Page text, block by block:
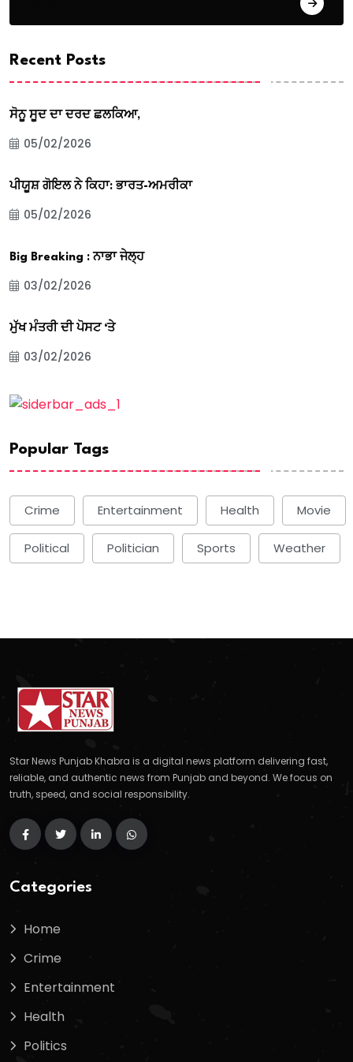
Recent Posts
ਸੋਨੂ ਸੂਦ ਦਾ ਦਰਦ ਛਲਕਿਆ,
05/02/2026
ਪੀਯੂਸ਼ ਗੋਇਲ ਨੇ ਕਿਹਾ: ਭਾਰਤ-ਅਮਰੀਕਾ
05/02/2026
Big Breaking : ਨਾਭਾ ਜੇਲ੍ਹ
03/02/2026
ਮੁੱਖ ਮੰਤਰੀ ਦੀ ਪੋਸਟ ‘ਤੇ
03/02/2026
Popular Tags
Crime Entertainment Health Movie
Political Politician Sports Weather
Star News Punjab Khabra is a digital news platform delivering fast,
reliable, and authentic news from Punjab and beyond. We focus on
truth, speed, and social responsibility.
Categories
Home
Crime
Entertainment
Health
Politics